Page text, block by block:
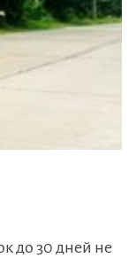
до 30 дней не